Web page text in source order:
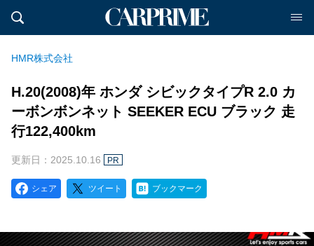
HMR株式会社
H.20(2008)年 ホンダ シビックタイプR 2.0 カ
ーボンボンネット SEEKER ECU ブラック 走
行122,400km
更新日：2025.10.16 PR
シェア ツイート ブックマーク